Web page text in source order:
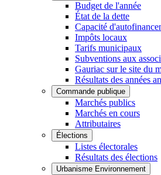
Budget de l'année
État de la dette
Capacité
Impôts locaux
Tarifs municipaux
Subventions aux
Gauriac sur le site du
Résultats des années
Commande publique
Marchés publics
Marchés en cours
Attributaires
Élections
Listes électorales
Résultats des élections
Urbanisme Environnement